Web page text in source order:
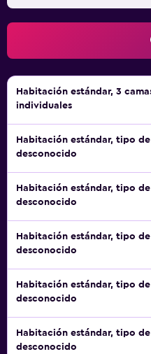
menú ideal para cualquier
reservar el equipo
nuestros huéspedes
posible, así que el personal
disposición 24 horas al día
despertador o lo que
Habitación estándar, 3
individuales
Habitación estándar, tipo de
desconocido
Habitación estándar, tipo de
desconocido
Habitación estándar, tipo de
desconocido
Habitación estándar, tipo de
desconocido
Habitación estándar, tipo de
desconocido